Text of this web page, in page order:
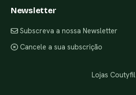
Newsletter
Subscreva a nossa Newsletter
Cancele a sua subscrição
Lojas Coutyfil